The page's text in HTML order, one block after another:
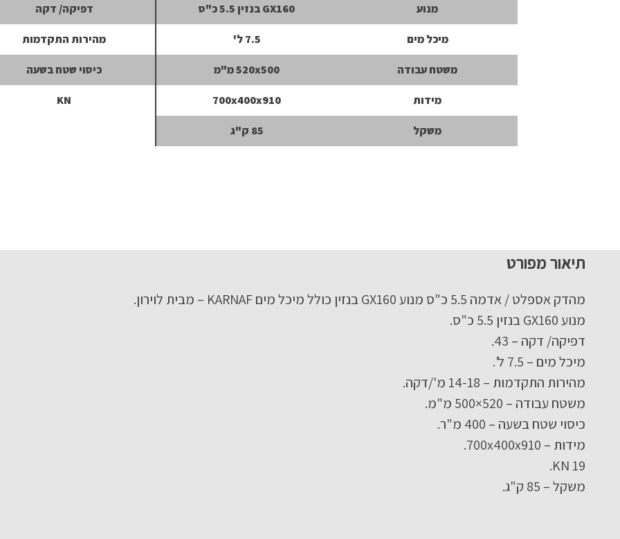
מנוע GX160 בנזין 5.5 כ"ס דפיקה/ דקה
מיכל מים 7.5 ל' מהירות התקדמות
משטח עבודה 520x500 מ"מ כיסוי שטח בשעה
מידות 700x400x910
KN
משקל 85 ק"ג
תיאור מפורט
מהדק אספלט / אדמה 5.5 כ"ס מנוע GX160 בנזין כולל מיכל מים KARNAF – מבית לוירון.
מנוע GX160 בנזין 5.5 כ"ס.
דפיקה/ דקה – 43.
מיכל מים – 7.5 ל'.
מהירות התקדמות – 14-18 מ'/דקה.
משטח עבודה – 520×500 מ"מ.
כיסוי שטח בשעה – 400 מ"ר.
מידות – 700x400x910.
19 KN.
משקל – 85 ק"ג.